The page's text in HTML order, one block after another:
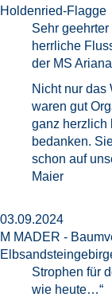
Holdenried-Flagge
Sehr
herrliche
der MS
Nicht nur das
waren gut
ganz herzlich
bedanken.
schon auf
Maier
03.09.2024
M MADER -
Strophen für
wie heute…“